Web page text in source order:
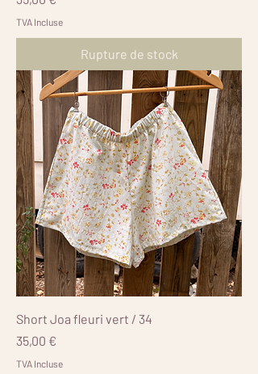
TVA Incluse
Rupture de stock
Short Joa fleuri vert / 34
Prix
35,00 €
TVA Incluse